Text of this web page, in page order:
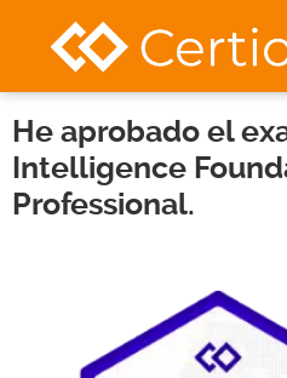
He aprobado el
Intelligence
Professional.